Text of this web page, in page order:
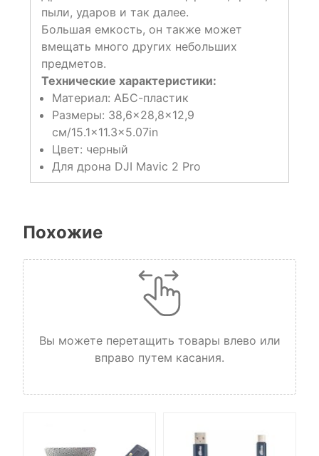
пыли, ударов и так далее.
Большая емкость, он также может
вмещать много других небольших
предметов.
Технические характеристики:
Материал: АБС-пластик
Размеры: 38,6×28,8×12,9
см/15.1×11.3×5.07in
Цвет: черный
Для дрона DJI Mavic 2 Pro
Похожие
Вы можете перетащить товары влево или
вправо путем касания.